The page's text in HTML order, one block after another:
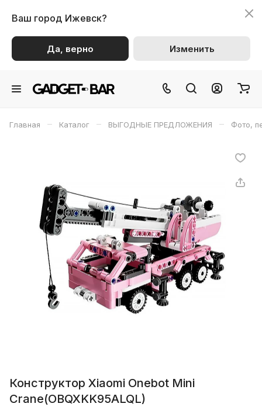
Ваш город Ижевск?
Да, верно Изменить
Главная – Каталог – ВЫГОДНЫЕ ПРЕДЛОЖЕНИЯ – Фото,
Конструктор Xiaomi Onebot Mini
Crane(OBQXKK95ALQL)